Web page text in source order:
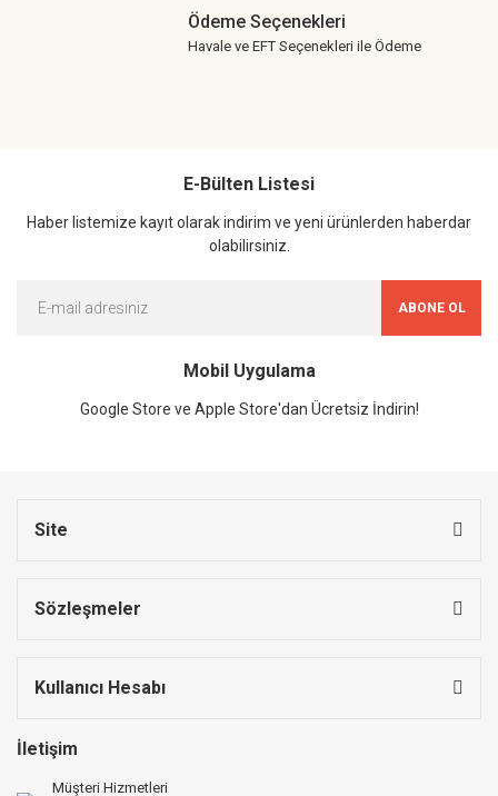
Ödeme Seçenekleri
Havale ve EFT Seçenekleri ile Ödeme
E-Bülten Listesi
Haber listemize kayıt olarak indirim ve yeni ürünlerden haberdar
olabilirsiniz.
ABONE OL
Mobil Uygulama
Google Store ve Apple Store'dan Ücretsiz İndirin!
Site
Sözleşmeler
Kullanıcı Hesabı
İletişim
Müşteri Hizmetleri